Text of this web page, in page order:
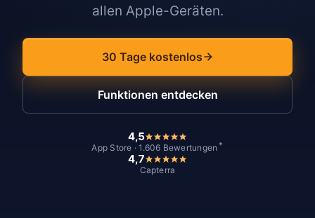
allen Apple-Geräten.
30 Tage kostenlos
Funktionen entdecken
4,5
App Store · 1.606 Bewertungen *
4,7
Capterra